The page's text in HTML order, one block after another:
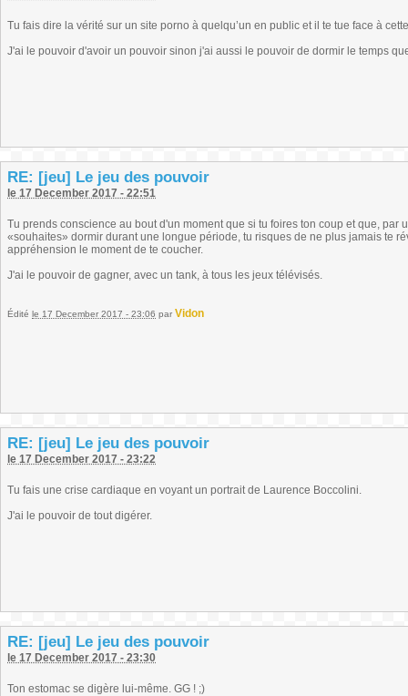
Tu fais dire la vérité sur un site porno à quelqu’un en public et il te tue face à
J'ai le pouvoir d'avoir un pouvoir sinon j'ai aussi le pouvoir de dormir le temps
RE: [jeu] Le jeu des pouvoir
le 17 December 2017 - 22:51
Tu prends conscience au bout d'un moment que si tu foires ton coup et que, par
«souhaites» dormir durant une longue période, tu risques de ne plus jamais te
appréhension le moment de te coucher.
J'ai le pouvoir de gagner, avec un tank, à tous les jeux télévisés.
Édité le 17 December 2017 - 23:06 par Vidon
RE: [jeu] Le jeu des pouvoir
le 17 December 2017 - 23:22
Tu fais une crise cardiaque en voyant un portrait de Laurence Boccolini.
J'ai le pouvoir de tout digérer.
RE: [jeu] Le jeu des pouvoir
le 17 December 2017 - 23:30
Ton estomac se digère lui-même. GG ! ;)